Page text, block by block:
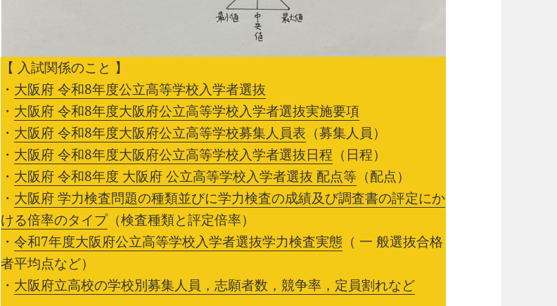
【 入試関係のこと 】
・ 大阪府 令和8年度公立高等学校入学者選抜
・ 大阪府 令和8年度大阪府公立高等学校入学者選抜実施要項
・ 大阪府 令和8年度大阪府公立高等学校募集人員表 （募集人員）
・ 大阪府 令和8年度大阪府公立高等学校入学者選抜日程 （日程）
・ 大阪府 令和8年度 大阪府 公立高等学校入学者選抜 配点等 （配点）
・ 大阪府 学力検査問題の種類並びに学力検査の成績及び調査書の評定にか
ける倍率のタイプ（検査種類と評定倍率）
・令和7年度大阪府公立高等学校入学者選抜学力検査実態 （ 一 般選抜合格
者平均点など）
・ 大阪府立高校の学校別募集人員，志願者数，競争率，定員割れなど